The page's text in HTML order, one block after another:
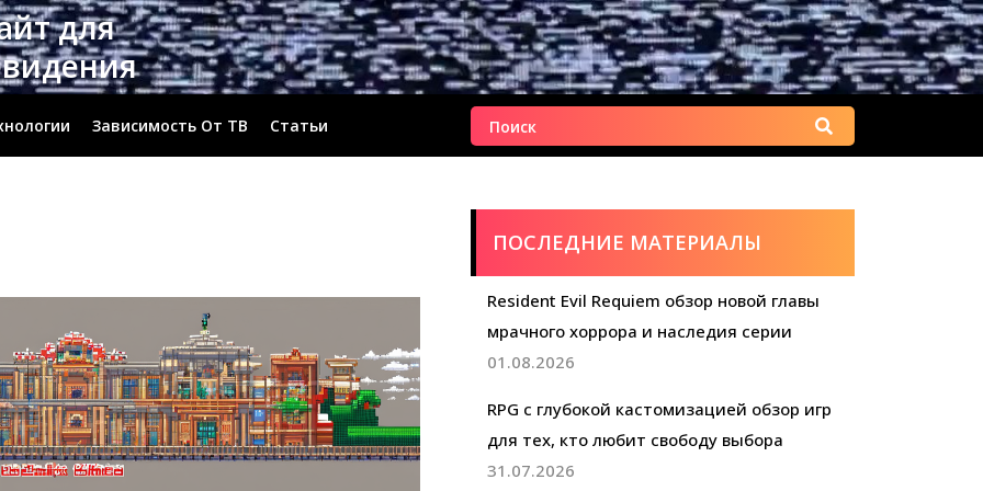
для
Зависимость От ТВ Статьи Найти:
ПОСЛЕДНИЕ МАТЕРИАЛЫ
Resident Evil Requiem обзор новой главы
мрачного хоррора и наследия серии
01.08.2026
RPG с глубокой кастомизацией обзор игр
для тех, кто любит свободу выбора
31.07.2026